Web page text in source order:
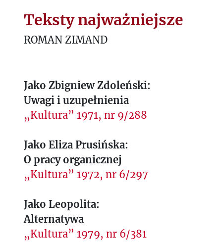
Teksty najważniejsze
ROMAN ZIMAND
Jako Zbigniew Zdoleński:
Uwagi i uzupełnienia
„Kultura” 1971, nr 9/288
Jako Eliza Prusińska:
O pracy organicznej
„Kultura” 1972, nr 6/297
Jako Leopolita:
Alternatywa
„Kultura” 1979, nr 6/381